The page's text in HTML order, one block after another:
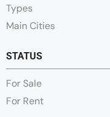
Types
Main Cities
STATUS
For Sale
For Rent